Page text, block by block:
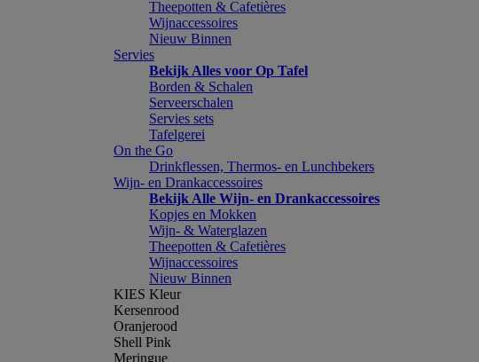
Theepotten & Cafetières
Wijnaccessoires
Nieuw Binnen
Servies
Bekijk Alles voor Op Tafel
Borden & Schalen
Serveerschalen
Servies sets
Tafelgerei
On the Go
Drinkflessen, Thermos- en Lunchbekers
Wijn- en Drankaccessoires
Bekijk Alle Wijn- en Drankaccessoires
Kopjes en Mokken
Wijn- & Waterglazen
Theepotten & Cafetières
Wijnaccessoires
Nieuw Binnen
KIES Kleur
Kersenrood
Oranjerood
Shell Pink
Meringue